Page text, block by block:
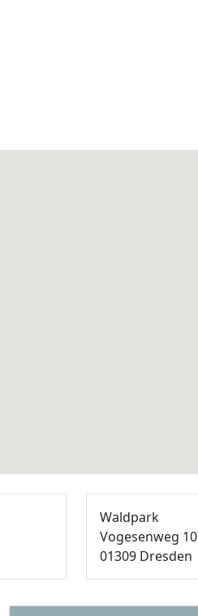
Waldpark
Vogesenweg 10
01309 Dresden